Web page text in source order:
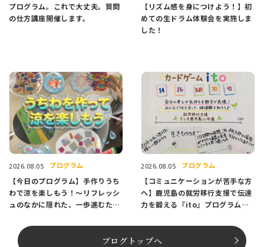
プログラム。これで大丈夫。質問
の仕方講座開催します。
【リズム感を身につけよう！】初
めての生ドラム体験会を実施しま
した！
2026.08.05 プログラム
【今日のプログラム】手作りうち
わで涼を楽しもう！〜リフレッシ
ュのなかに隠れた、一歩進むため
2026.08.05 プログラム
【コミュニケーションが苦手な方
へ】鹿児島の就労移行支援で伝達
力を鍛える『ito』プログラム紹
ブログトップへ